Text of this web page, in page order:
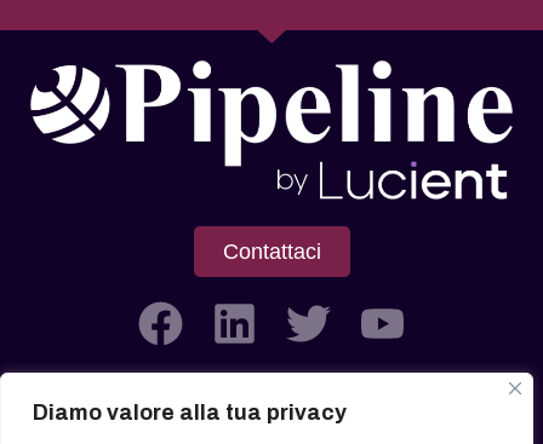
Diamo valore alla tua privacy
Contattaci
Società soggetta all’attività di Direzione e Coordinamento di